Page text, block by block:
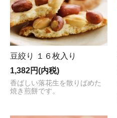
豆絞り １６枚入り
1,382円(内税)
香ばしい落花生を散りばめた
焼き煎餅です。